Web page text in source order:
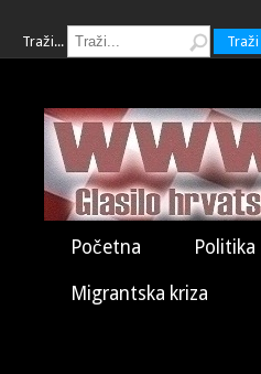
Traži... Traži
Početna Politika
Migrantska kriza